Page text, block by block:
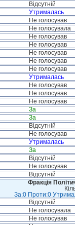
Відсутній
Утрималась
Не голосував
Не голосувала
Не голосував
Не голосував
Не голосував
Не голосував
Не голосував
Утрималась
Не голосував
Не голосував
Не голосував
За
За
Відсутній
Не голосував
Утрималась
За
Відсутній
Не голосував
Відсутній
Фракція
За:0 Проти:0
Відсутній
Не голосувала
Не голосував